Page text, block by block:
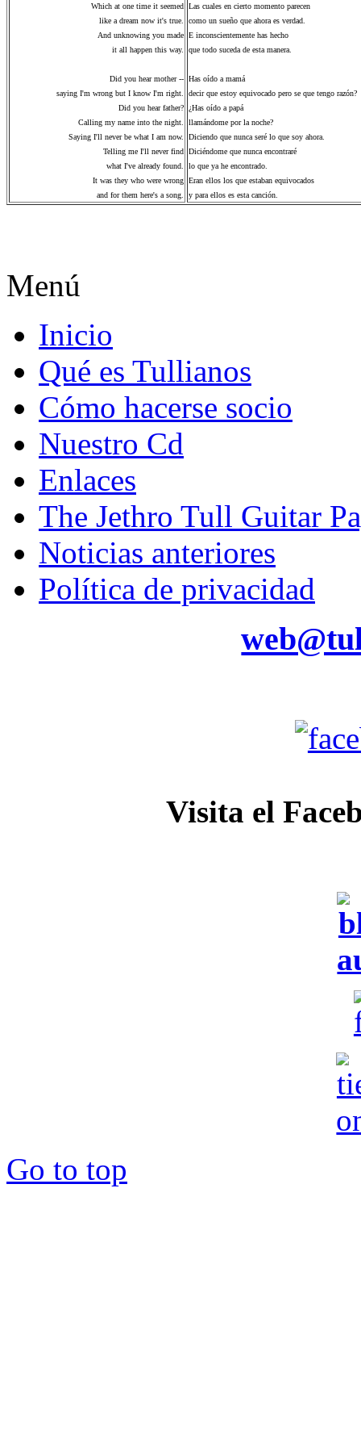
Which at one time it seemed
like a dream now it's true.
And unknowing you made
it all happen this way.
Did you hear mother --
saying I'm wrong but I know I'm right.
Did you hear father?
Calling my name into the night.
Saying I'll never be what I am now.
Telling me I'll never find
what I've already found.
It was they who were wrong
and for them here's a song.
Las cuales en cierto momento parecen
como un sueño que ahora es verdad.
E inconscientemente has hecho
que todo suceda de esta manera.
Has oído a mamá
decir que estoy equivocado pero se que tengo razón?
¿Has oído a papá
llamándome por la noche?
Diciendo que nunca seré lo que soy ahora.
Diciéndome que nunca encontraré
lo que ya he encontrado.
Eran ellos los que estaban equivocados
y para ellos es esta canción.
Menú
Inicio
Qué es Tullianos
Cómo hacerse socio
Nuestro Cd
Enlaces
The Jethro Tull Guitar
Noticias anteriores
Política de privacidad
Visita el
Go to top